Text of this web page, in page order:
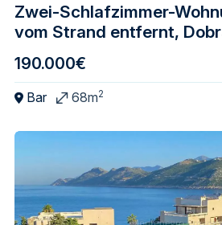
Zwei-Schlafzimmer-
vom Strand entfernt,
190.000€
Bar 68m2